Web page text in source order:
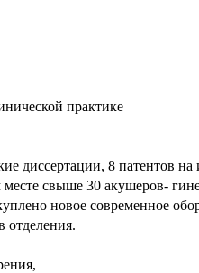
практике
диссертации, 8 патентов на
свыше 30 акушеров-
новое современное
отделения.